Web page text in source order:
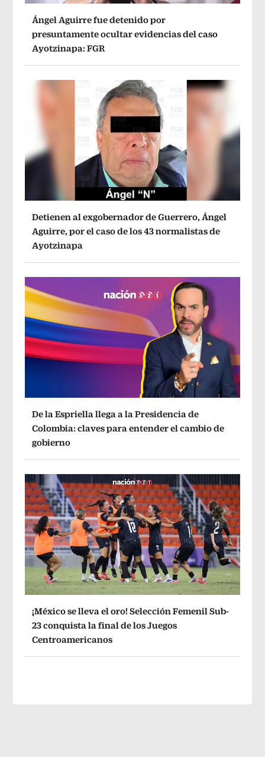
Ángel Aguirre fue detenido por
presuntamente ocultar evidencias del caso
Ayotzinapa: FGR
Detienen al exgobernador de Guerrero, Ángel
Aguirre, por el caso de los 43 normalistas de
Ayotzinapa
De la Espriella llega a la Presidencia de
Colombia: claves para entender el cambio de
gobierno
¡México se lleva el oro! Selección Femenil Sub-
23 conquista la final de los Juegos
Centroamericanos